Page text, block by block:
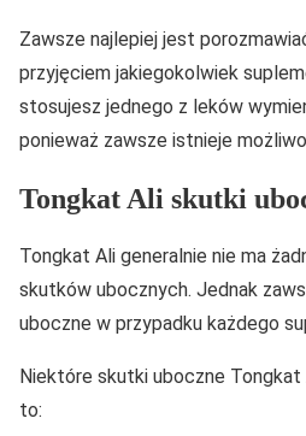
Zawsze najlepiej jest
przyjęciem jakiegokolwiek
stosujesz jednego z leków
ponieważ zawsze istnieje
Tongkat Ali skutki
Tongkat Ali generalnie nie ma
skutków ubocznych. Jednak
uboczne w przypadku każdego
Niektóre skutki uboczne
to: